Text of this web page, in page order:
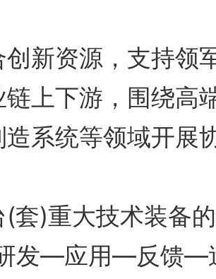
资源，支持领
上下游，围绕高
系统等领域开展
)重大技术装备的
发—应用—反馈—